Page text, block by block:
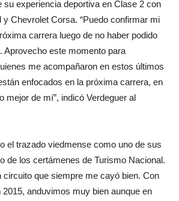
su experiencia deportiva en Clase 2 con
y Chevrolet Corsa. “Puedo confirmar mi
carrera luego de no haber podido
Aprovecho este momento para
me acompañaron en estos últimos
enfocados en la próxima carrera, en
mejor de mí”, indicó Verdeguer al
el trazado viedmense como uno de sus
de los certámenes de Turismo Nacional.
circuito que siempre me cayó bien. Con
2015, anduvimos muy bien aunque en